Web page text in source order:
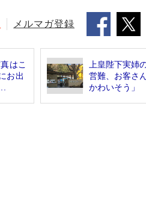
メルマガ登録
はこ
お出
上皇陛下実姉
営難、お客さ
かわいそう」